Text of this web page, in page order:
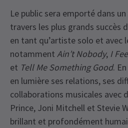
Le public sera emporté dans
travers les plus grands succès
en tant qu’artiste solo et avec
notamment Ain’t Nobody, I
et Tell Me Something Good.
en lumière ses relations, ses
collaborations musicales avec
Prince, Joni Mitchell et Stevie
brillant et profondément